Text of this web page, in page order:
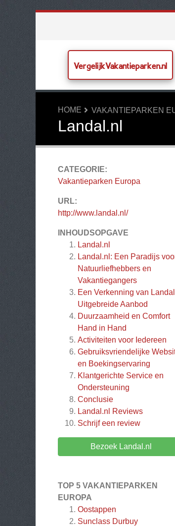
VergelijkVakantieparken.nl
HOME VAKANTIEPARKEN
Landal.nl
CATEGORIE:
Vakantieparken Europa
URL:
http://www.landal.nl/
INHOUDSOPGAVE
Landal.nl
Landal.nl: Een Paradijs
Natuurliefhebbers en
Vakantiegangers
Een Verkenning van
Uitgebreide Aanbod
Duurzaamheid en Comfort
Hand in Hand
Activiteiten voor Iedereen
Gebruiksvriendelijke
en Boekingservaring
Klantgerichte Service en
Ondersteuning
Conclusie
Landal.nl
Reviews
Schrijf een review
Bezoek Landal.nl
TOP 5 VAKANTIEPARKEN
EUROPA
Oostappen
Sunclass Durbuy